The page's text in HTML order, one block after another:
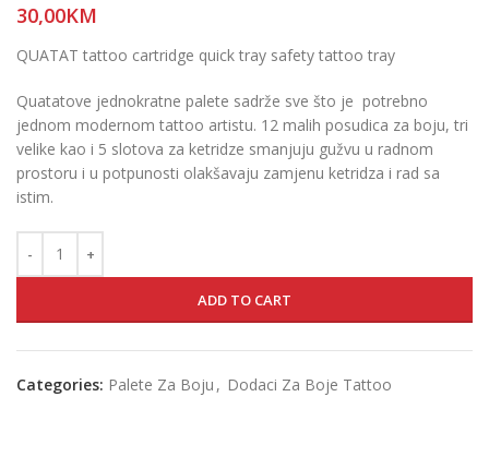
30,00KM
QUATAT tattoo cartridge quick tray safety tattoo tray
Quatatove jednokratne palete sadrže sve što je potrebno
jednom modernom tattoo artistu. 12 malih posudica za boju, tri
velike kao i 5 slotova za ketridze smanjuju gužvu u radnom
prostoru i u potpunosti olakšavaju zamjenu ketridza i rad sa
istim.
ADD TO CART
Categories: Palete Za Boju , Dodaci Za Boje Tattoo